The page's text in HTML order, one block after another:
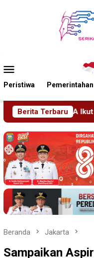
Mobile
Peristiwa Pemerintahan
Berita Terbaru
Daop 7 Gerak Cepat
Beranda Jakarta
Sampaikan